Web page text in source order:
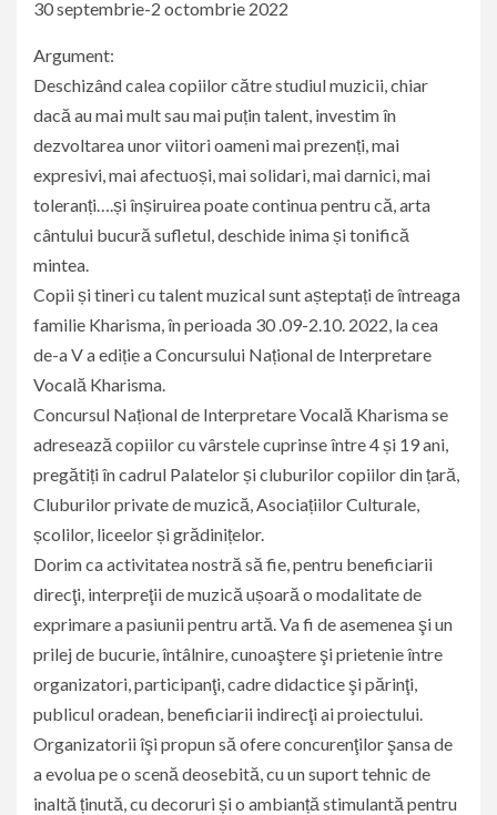
30 septembrie-2 octombrie 2022
Argument:
Deschizând calea copiilor către studiul muzicii, chiar
dacă au mai mult sau mai puțin talent, investim în
dezvoltarea unor viitori oameni mai prezenți, mai
expresivi, mai afectuoși, mai solidari, mai darnici, mai
toleranți….și înșiruirea poate continua pentru că, arta
cântului bucură sufletul, deschide inima și tonifică
mintea.
Copii și tineri cu talent muzical sunt așteptați de întreaga
familie Kharisma, în perioada 30 .09-2.10. 2022, la cea
de-a V a ediție a Concursului Național de Interpretare
Vocală Kharisma.
Concursul Național de Interpretare Vocală Kharisma se
adresează copiilor cu vârstele cuprinse între 4 și 19 ani,
pregătiți în cadrul Palatelor și cluburilor copiilor din țară,
Cluburilor private de muzică, Asociațiilor Culturale,
școlilor, liceelor și grădinițelor.
Dorim ca activitatea nostră să fie, pentru beneficiarii
direcţi, interpreţii de muzică ușoară o modalitate de
exprimare a pasiunii pentru artă. Va fi de asemenea şi un
prilej de bucurie, întâlnire, cunoaştere şi prietenie între
organizatori, participanţi, cadre didactice şi părinţi,
publicul oradean, beneficiarii indirecţi ai proiectului.
Organizatorii îşi propun să ofere concurenţilor şansa de
a evolua pe o scenă deosebită, cu un suport tehnic de
inaltă ținută, cu decoruri și o ambianță stimulantă pentru